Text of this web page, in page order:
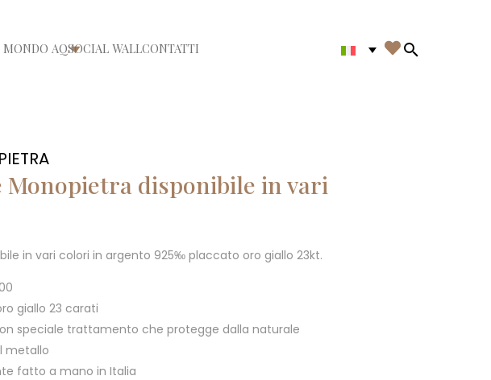
MONDO AQApri/chiudi menù
SOCIAL WALLCONTATTI 
Search in
Monopietra disponibile in vari
in vari colori in argento 925‰ placcato oro giallo 23kt.
giallo 23 carati
speciale trattamento che protegge dalla naturale
metallo
fatto a mano in Italia